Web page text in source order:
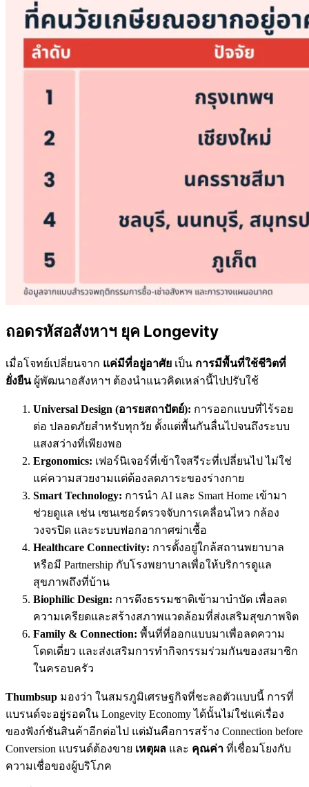
ถอดรหัสอสังหาฯ ยุค Longevity
เมื่อโจทย์เปลี่ยนจาก แค่มีที่อยู่อาศัย เป็น การมีพื้นที่ใช้ชีวิตที่
ยั่งยืนผู้พัฒนาอสังหาฯ ต้องนำแนวคิดเหล่านี้ไปปรับใช้
Universal Design (อารยสถาปัตย์): การออกแบบที่ไร้รอย
ต่อ ปลอดภัยสำหรับทุกวัย ตั้งแต่พื้นกันลื่นไปจนถึงระบบ
แสงสว่างที่เพียงพอ
Ergonomics: เฟอร์นิเจอร์ที่เข้าใจสรีระที่เปลี่ยนไป ไม่ใช่
แค่ความสวยงามแต่ต้องลดภาระของร่างกาย
Smart Technology: การนำ AI และ Smart Home เข้ามา
ช่วยดูแล เช่น เซนเซอร์ตรวจจับการเคลื่อนไหว กล้อง
วงจรปิด และระบบฟอกอากาศฆ่าเชื้อ
Healthcare Connectivity: การตั้งอยู่ใกล้สถานพยาบาล
หรือมี Partnership กับโรงพยาบาลเพื่อให้บริการดูแล
สุขภาพถึงที่บ้าน
Biophilic Design: การดึงธรรมชาติเข้ามาบำบัด เพื่อลด
ความเครียดและสร้างสภาพแวดล้อมที่ส่งเสริมสุขภาพจิต
Family & Connection: พื้นที่ที่ออกแบบมาเพื่อลดความ
โดดเดี่ยว และส่งเสริมการทำกิจกรรมร่วมกันของสมาชิก
ในครอบครัว
Thumbsup มองว่า ในสมรภูมิเศรษฐกิจที่ชะลอตัวแบบนี้ การที่
แบรนด์จะอยู่รอดใน Longevity Economy ได้นั้นไม่ใช่แค่เรื่อง
ของฟังก์ชันสินค้าอีกต่อไป แต่มันคือการสร้าง Connection before
Conversion แบรนด์ต้องขาย เหตุผล และ คุณค่า ที่เชื่อมโยงกับ
ความเชื่อของผู้บริโภค